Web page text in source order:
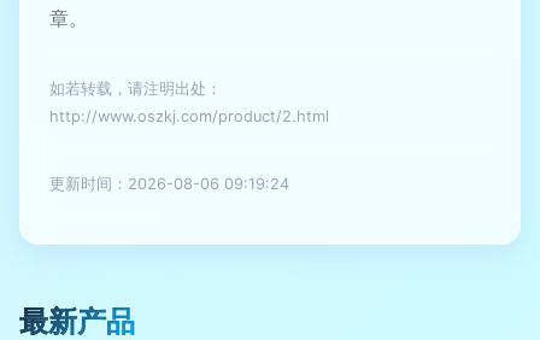
章。
如若转载，请注明出处：
http://www.oszkj.com/product/2.html
更新时间：2026-08-06 09:19:24
最新产品